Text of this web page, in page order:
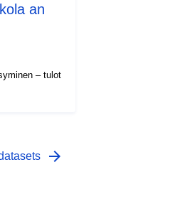
an
– tulot
arrow_forward